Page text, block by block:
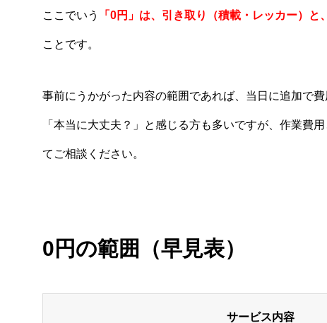
ここでいう 「0円」は、引き取り（積載・レッカー）
ことです。
事前にうかがった内容の範囲であれば、当日に追加で費
「本当に大丈夫？」と感じる方も多いですが、作業費
てご相談ください。
0円の範囲（早見表）
サービス内容